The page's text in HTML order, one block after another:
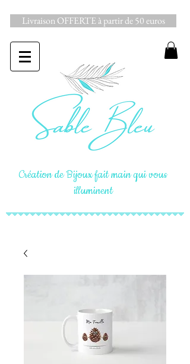
Livraison OFFERTE à partir de 50 euros
Création de Bijoux fait main qui vous
illuminent